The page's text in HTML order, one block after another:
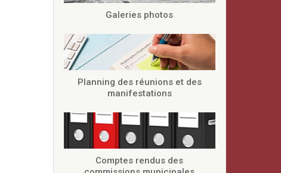
Galeries photos
Planning des réunions et des
manifestations
Comptes rendus des